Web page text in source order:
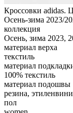
Кроссовки adidas.
Осень-зима 2023/
коллекция
Осень, зима 2023,
материал верха
текстиль
материал
100% текстиль
материал подошвы
резина,
пол